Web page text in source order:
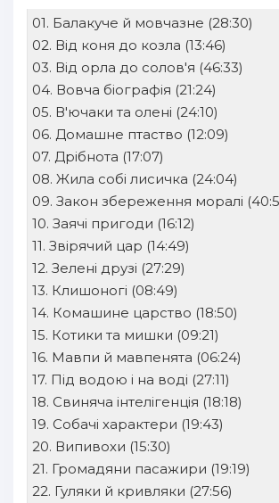
17
19
20
21
22
24
25
26
27
29
30
31
32
01. Балакуче й мовчазне (28:30)
02. Від коня до козла (13:46)
03. Від орла до солов'я (46:33)
04. Вовча біографія (21:24)
05. В'ючаки та олені (24:10)
06. Домашне птаство (12:09)
07. Дрібнота (17:07)
08. Жила собі лисичка (24:04)
09. Закон збереження моралі
10. Заячі пригоди (16:12)
11. Звірячий цар (14:49)
12. Зелені друзі (27:29)
13. Клишоногі (08:49)
14. Комашине царство (18:50)
15. Котики та мишки (09:21)
16. Мавпи й мавпенята (06:24)
17. Під водою і на воді (27:11)
18. Свиняча інтелігенція (18:18)
19. Собачі характери (19:43)
20. Випивохи (15:30)
21. Громадяни пасажири (19:19)
22. Гуляки й кривляки (27:56)